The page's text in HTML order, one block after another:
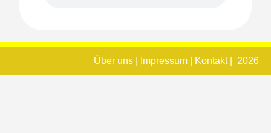
Über uns Impressum Kontakt| 2026